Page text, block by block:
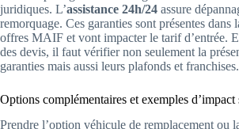
juridiques. L’assistance 24h/24 assure
remorquage. Ces garanties sont présentes dans
offres MAIF et vont impacter le tarif d’entrée.
des devis, il faut vérifier non seulement la
garanties mais aussi leurs plafonds et franchises.
Options complémentaires et exemples
Prendre l’option véhicule de remplacement ou